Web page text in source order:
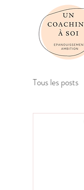
Tous les posts